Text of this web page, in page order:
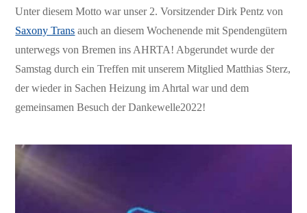
Unter diesem Motto war unser 2. Vorsitzender Dirk Pentz von
Saxony Trans auch an diesem Wochenende mit Spendengütern
unterwegs von Bremen ins AHRTA! Abgerundet wurde der
Samstag durch ein Treffen mit unserem Mitglied Matthias Sterz,
der wieder in Sachen Heizung im Ahrtal war und dem
gemeinsamen Besuch der Dankewelle2022!